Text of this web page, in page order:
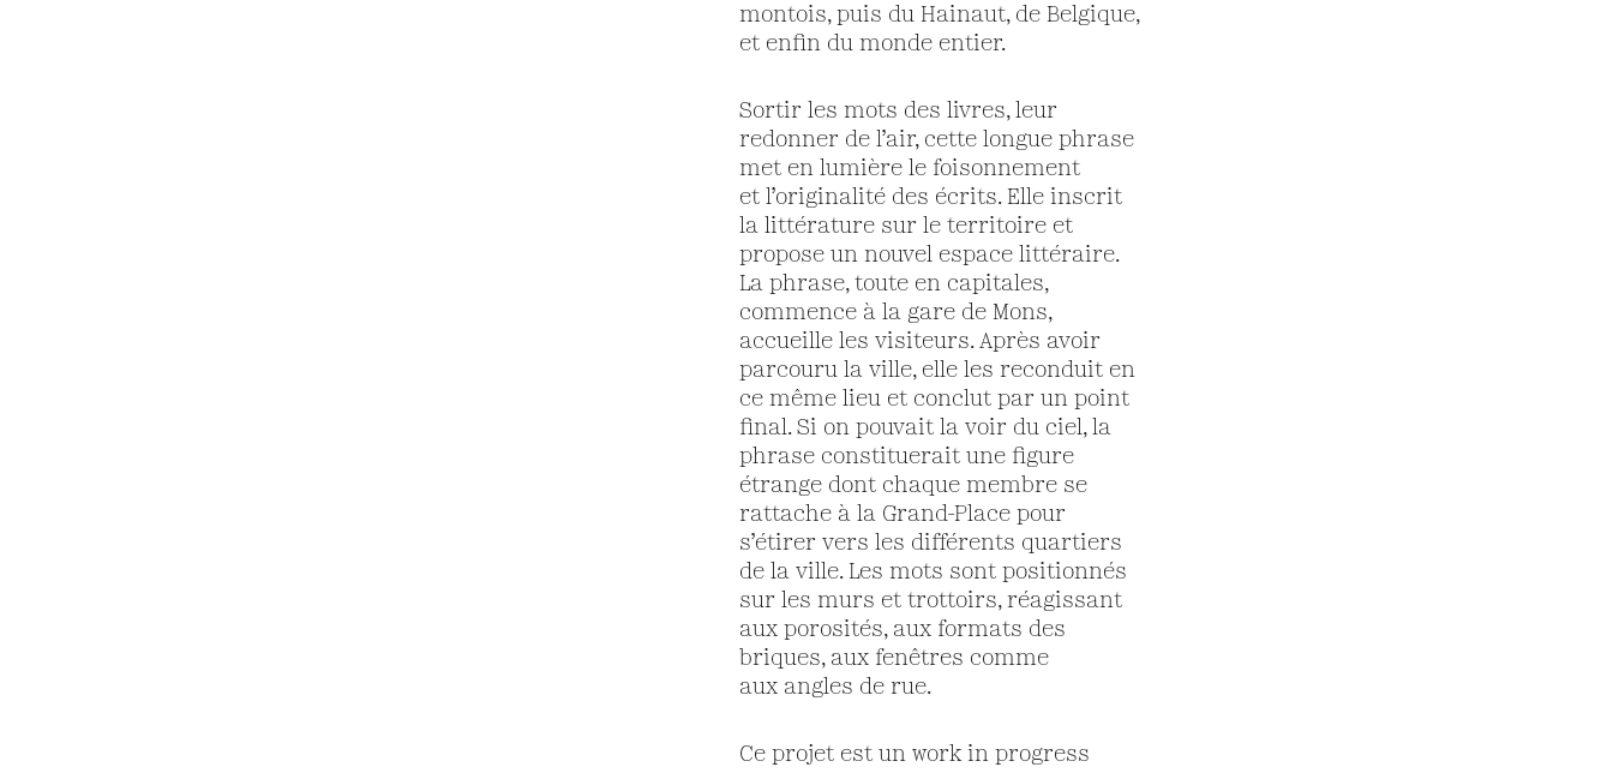
montois, puis du Hainaut, de Belgique,
et enfin du monde entier.
Sortir les mots des livres, leur
redonner de l’air, cette longue phrase
met en lumière le foisonnement
et l’originalité des écrits. Elle inscrit
la littérature sur le territoire et
propose un nouvel espace littéraire.
La phrase, toute en capitales,
commence à la gare de Mons,
accueille les visiteurs. Après avoir
parcouru la ville, elle les reconduit en
ce même lieu et conclut par un point
final. Si on pouvait la voir du ciel, la
phrase constituerait une figure
étrange dont chaque membre se
rattache à la Grand-Place pour
s’étirer vers les différents quartiers
de la ville. Les mots sont positionnés
sur les murs et trottoirs, réagissant
aux porosités, aux formats des
briques, aux fenêtres comme
aux angles de rue.
Ce projet est un work in progress